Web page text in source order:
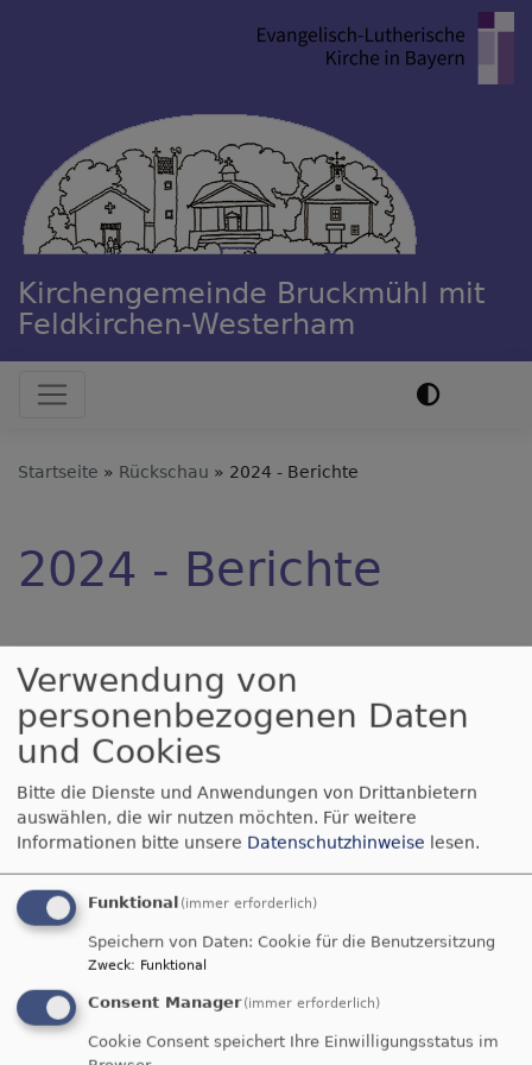
Kirchengemeinde Bruckmühl mit
Feldkirchen-Westerham
Hauptnavigation
Startseite Rückschau 2024 - Berichte
2024 - Berichte
8. DEZEMBER: "A FESTIVAL OF NINE
LESSONS AND CAROLS" – ENGLISCHE
WEIHNACHTSLIEDER IN DER
JOHANNESKIRCHE
1. DEZEMBER - AMTSEINFÜHRUNG DES
KIRCHENVORSTANDS
6. OKTOBER - LISTEN TO WOMEN:
DURCH DAS JAHR MIT BEKANNTEN UND
UNBEKANNTEN KOMPONISTINNEN
30. JUNI - MESNERIN DER
VERABSCHIEDET
Verwendung von
personenbezogenen Daten
und Cookies
Bitte die Dienste und Anwendungen von Drittanbietern
auswählen, die wir nutzen möchten. Für weitere
Informationen bitte unsere Datenschutzhinweise lesen.
Funktional (immer erforderlich)
Speichern von Daten: Cookie für die Benutzersitzung
Zweck: Funktional
Consent Manager (immer erforderlich)
Cookie Consent speichert Ihre Einwilligungsstatus im